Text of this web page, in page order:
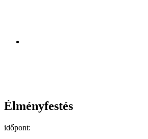
Élményfestés
időpont: